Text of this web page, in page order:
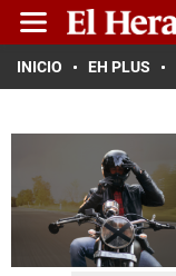
INICIO EH PLUS